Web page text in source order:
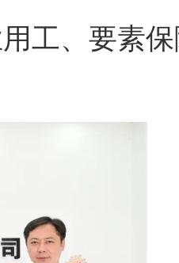
工、要素